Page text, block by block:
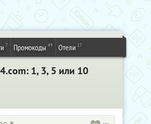
7 Промокоды 49 Отели 17
1, 3, 5 или 10